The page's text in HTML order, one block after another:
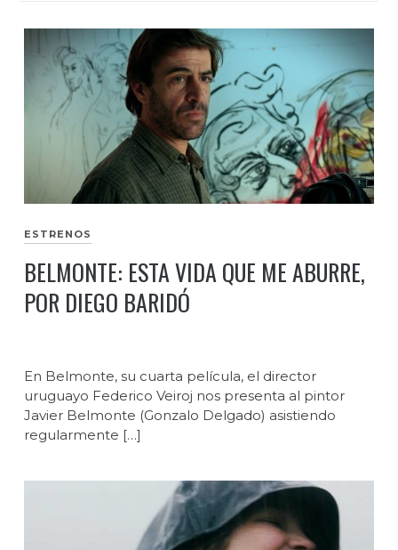
ESTRENOS
BELMONTE: ESTA VIDA QUE ME ABURRE,
POR DIEGO BARIDÓ
En Belmonte, su cuarta película, el director
uruguayo Federico Veiroj nos presenta al pintor
Javier Belmonte (Gonzalo Delgado) asistiendo
regularmente […]